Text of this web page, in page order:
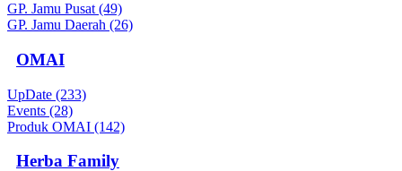
GP. Jamu Pusat (49)
GP. Jamu Daerah (26)
OMAI
UpDate (233)
Events (28)
Produk OMAI (142)
Herba Family